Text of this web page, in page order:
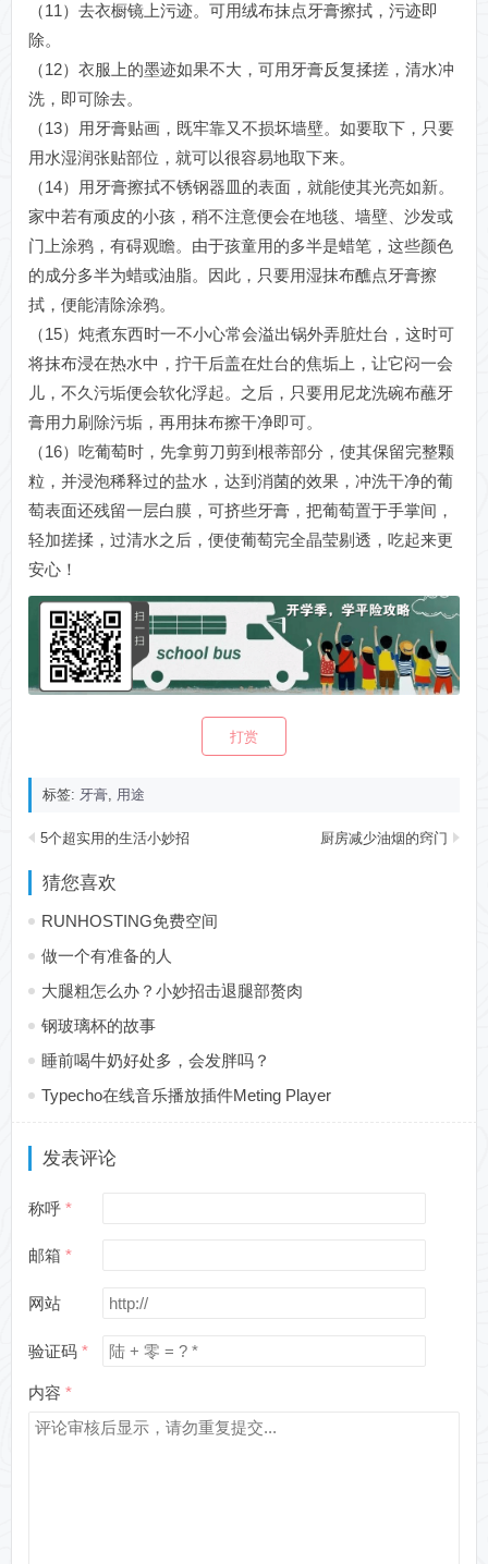
（11）去衣橱镜上污迹。可用绒布抹点牙膏擦拭，污迹即
除。
（12）衣服上的墨迹如果不大，可用牙膏反复揉搓，清水冲
洗，即可除去。
（13）用牙膏贴画，既牢靠又不损坏墙壁。如要取下，只要
用水湿润张贴部位，就可以很容易地取下来。
（14）用牙膏擦拭不锈钢器皿的表面，就能使其光亮如新。
家中若有顽皮的小孩，稍不注意便会在地毯、墙壁、沙发或
门上涂鸦，有碍观瞻。由于孩童用的多半是蜡笔，这些颜色
的成分多半为蜡或油脂。因此，只要用湿抹布醮点牙膏擦
拭，便能清除涂鸦。
（15）炖煮东西时一不小心常会溢出锅外弄脏灶台，这时可
将抹布浸在热水中，拧干后盖在灶台的焦垢上，让它闷一会
儿，不久污垢便会软化浮起。之后，只要用尼龙洗碗布蘸牙
膏用力刷除污垢，再用抹布擦干净即可。
（16）吃葡萄时，先拿剪刀剪到根蒂部分，使其保留完整颗
粒，并浸泡稀释过的盐水，达到消菌的效果，冲洗干净的葡
萄表面还残留一层白膜，可挤些牙膏，把葡萄置于手掌间，
轻加搓揉，过清水之后，便使葡萄完全晶莹剔透，吃起来更
安心！
打赏
标签: 牙膏 用途
5个超实用的生活小妙招 厨房减少油烟的窍门
猜您喜欢
RUNHOSTING免费空间
做一个有准备的人
大腿粗怎么办？小妙招击退腿部赘肉
钢玻璃杯的故事
睡前喝牛奶好处多，会发胖吗？
Typecho在线音乐播放插件Meting Player
发表评论
称呼
邮箱
网站
验证码
内容